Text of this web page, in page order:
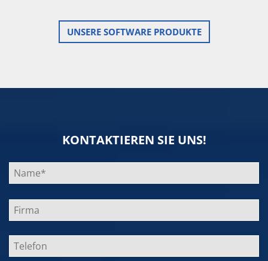
UNSERE SOFTWARE PRODUKTE
KONTAKTIEREN SIE UNS!
Bitte
lasse
dieses
Feld
leer.